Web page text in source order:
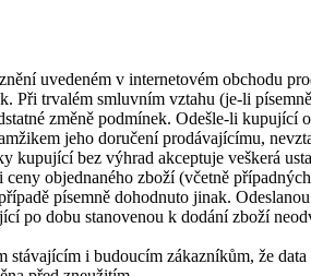
uvedeném v internetovém obchodu
Při trvalém smluvním vztahu (je-li
změně podmínek. Odešle-li kupující
jeho doručení prodávajícímu,
kupující bez výhrad akceptuje veškerá
objednaného zboží (včetně
písemně dohodnuto jinak.
po dobu stanovenou k dodání zboží
stávajícím i budoucím zákazníkům, že